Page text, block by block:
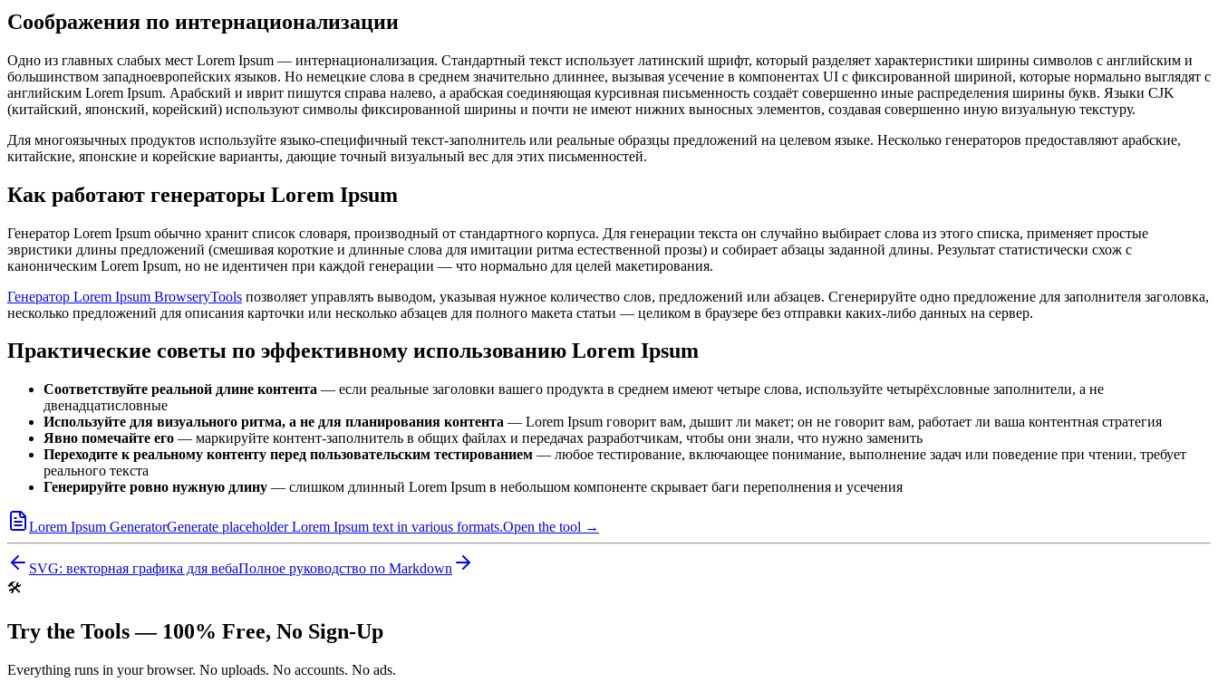
Соображения по интернационализации
Одно из главных слабых мест Lorem Ipsum — интернационализация. Стандартный текст использует латинский шрифт, который разделяет характеристики ширины символов с английским и
большинством западноевропейских языков. Но немецкие слова в среднем значительно длиннее, вызывая усечение в компонентах UI с фиксированной шириной, которые нормально выглядят с
английским Lorem Ipsum. Арабский и иврит пишутся справа налево, а арабская соединяющая курсивная письменность создаёт совершенно иные распределения ширины букв. Языки CJK
(китайский, японский, корейский) используют символы фиксированной ширины и почти не имеют нижних выносных элементов, создавая совершенно иную визуальную текстуру.
Для многоязычных продуктов используйте языко-специфичный текст-заполнитель или реальные образцы предложений на целевом языке. Несколько генераторов предоставляют арабские,
китайские, японские и корейские варианты, дающие точный визуальный вес для этих письменностей.
Как работают генераторы Lorem Ipsum
Генератор Lorem Ipsum обычно хранит список словаря, производный от стандартного корпуса. Для генерации текста он случайно выбирает слова из этого списка, применяет простые
эвристики длины предложений (смешивая короткие и длинные слова для имитации ритма естественной прозы) и собирает абзацы заданной длины. Результат статистически схож с
каноническим Lorem Ipsum, но не идентичен при каждой генерации — что нормально для целей макетирования.
Генератор Lorem Ipsum BrowseryTools позволяет управлять выводом, указывая нужное количество слов, предложений или абзацев. Сгенерируйте одно предложение для заполнителя заголовка,
несколько предложений для описания карточки или несколько абзацев для полного макета статьи — целиком в браузере без отправки каких-либо данных на сервер.
Практические советы по эффективному использованию Lorem Ipsum
Соответствуйте реальной длине контента — если реальные заголовки вашего продукта в среднем имеют четыре слова, используйте четырёхсловные заполнители, а не
двенадцатисловные
Используйте для визуального ритма, а не для планирования контента — Lorem Ipsum говорит вам, дышит ли макет; он не говорит вам, работает ли ваша контентная стратегия
Явно помечайте его — маркируйте контент-заполнитель в общих файлах и передачах разработчикам, чтобы они знали, что нужно заменить
Переходите к реальному контенту перед пользовательским тестированием — любое тестирование, включающее понимание, выполнение задач или поведение при чтении, требует
реального текста
Генерируйте ровно нужную длину — слишком длинный Lorem Ipsum в небольшом компоненте скрывает баги переполнения и усечения
Lorem Ipsum GeneratorGenerate placeholder Lorem Ipsum text in various formats.Open the tool →
SVG: векторная графика для вебаПолное руководство по Markdown
🛠️
Try the Tools — 100% Free, No Sign-Up
Everything runs in your browser. No uploads. No accounts. No ads.